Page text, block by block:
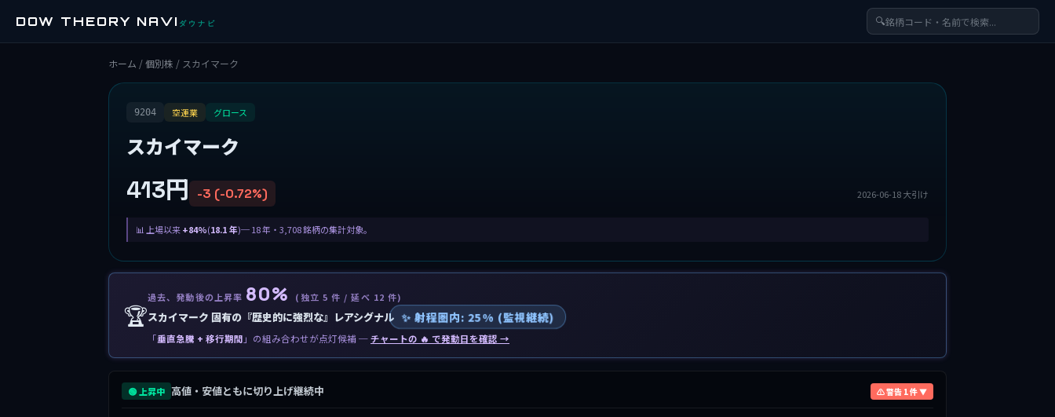
DOW THEORY NAVI ダウナビ 🔍
ホーム /個別株 / スカイマーク
9204 空運業 グロース
スカイマーク
413円 -3 (-0.72%) 2026-06-18 大引け
上場以来+84%(18.1 年)─ 18 年・3,708 銘柄の集計対象。
🏆
過去、発動後の上昇率 80% (独立 5 件 / 延べ 12 件)
スカイマーク 固有の『歴史的に強烈な』レアシグナル ✨ 射程圏内: 25% (監視継続)
「垂直急騰 + 移行期間 」の組み合わせが点灯候補 ─チャートの 🔥 で発動日を確認 →
🟢 上昇中 高値・安値ともに切り上げ継続中 ⚠ 警告 1 件 ▼